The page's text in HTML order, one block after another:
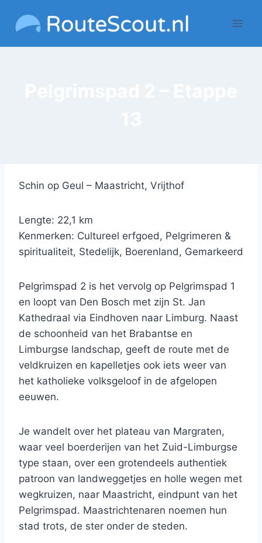
naar
Schin op Geul – Maastricht, Vrijthof
Lengte: 22,1 km
Kenmerken: Cultureel erfgoed, Pelgrimeren &
spiritualiteit, Stedelijk, Boerenland, Gemarkeerd
Pelgrimspad 2 is het vervolg op Pelgrimspad 1
en loopt van Den Bosch met zijn St. Jan
Kathedraal via Eindhoven naar Limburg. Naast
de schoonheid van het Brabantse en
Limburgse landschap, geeft de route met de
veldkruizen en kapelletjes ook iets weer van
het katholieke volksgeloof in de afgelopen
eeuwen.
Je wandelt over het plateau van Margraten,
waar veel boerderijen van het Zuid-Limburgse
type staan, over een grotendeels authentiek
patroon van landweggetjes en holle wegen met
wegkruizen, naar Maastricht, eindpunt van het
Pelgrimspad. Maastrichtenaren noemen hun
stad trots, de ster onder de steden.